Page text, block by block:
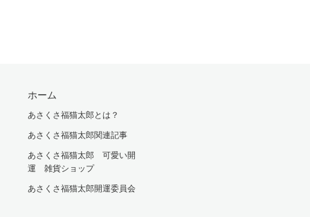
ホーム
あさくさ福猫太郎とは？
あさくさ福猫太郎関連記事
あさくさ福猫太郎 可愛い開
運 雑貨ショップ
あさくさ福猫太郎開運委員会